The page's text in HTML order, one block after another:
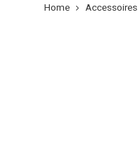
Home Accessoires